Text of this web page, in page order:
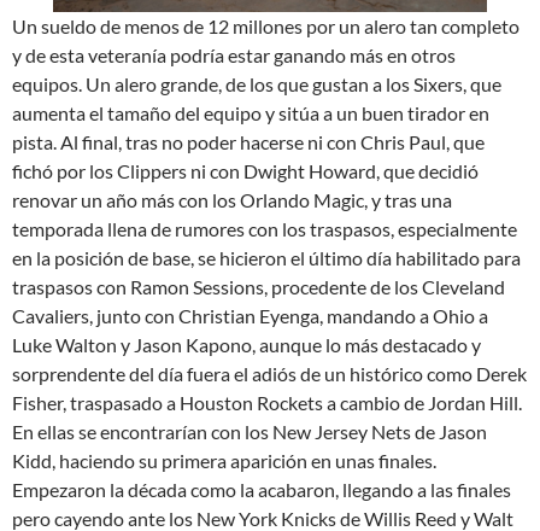
Un sueldo de menos de 12 millones por un alero tan completo
y de esta veteranía podría estar ganando más en otros
equipos. Un alero grande, de los que gustan a los Sixers, que
aumenta el tamaño del equipo y sitúa a un buen tirador en
pista. Al final, tras no poder hacerse ni con Chris Paul, que
fichó por los Clippers ni con Dwight Howard, que decidió
renovar un año más con los Orlando Magic, y tras una
temporada llena de rumores con los traspasos, especialmente
en la posición de base, se hicieron el último día habilitado para
traspasos con Ramon Sessions, procedente de los Cleveland
Cavaliers, junto con Christian Eyenga, mandando a Ohio a
Luke Walton y Jason Kapono, aunque lo más destacado y
sorprendente del día fuera el adiós de un histórico como Derek
Fisher, traspasado a Houston Rockets a cambio de Jordan Hill.
En ellas se encontrarían con los New Jersey Nets de Jason
Kidd, haciendo su primera aparición en unas finales.
Empezaron la década como la acabaron, llegando a las finales
pero cayendo ante los New York Knicks de Willis Reed y Walt